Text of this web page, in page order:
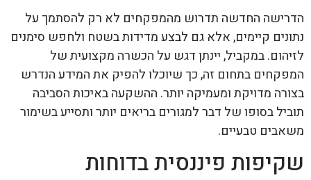
הדרישה החדשה תדרוש מהמפקחים לא רק להסתמך על
נתונים קיימים, אלא גם לבצע מדידות בשטח ולחפש סימנים
לזיהום. במקביל, יינתן דגש על הכשרה מקצועית של
המפקחים בתחום זה, כך שיוכלו להפיק את המידע הנדרש
בצורה מדויקת ומעמיקה יותר. ההשקעה באיכות הסביבה
תוביל בסופו של דבר למגורים בריאים יותר ותסייע בשימור
משאבים טבעיים.
שקיפות פיננסית בדוחות